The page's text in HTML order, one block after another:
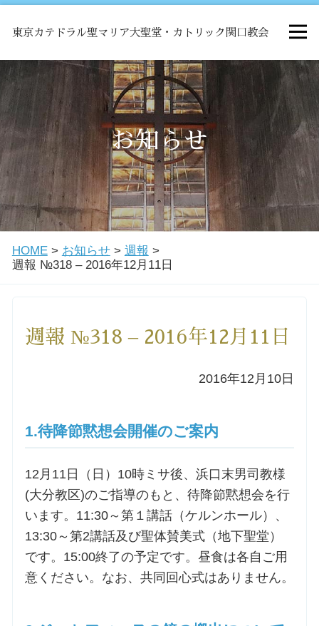
東京カテドラル聖マリア大聖堂・カトリック関口教会
HOME
ミサ
お知らせ
関口教会について
教会学校・中高生会
洗礼を希望される方
小池神父の講座
森田神父の講座
シスター中島の講座
三田助祭の講座
お知らせ
HOME> お知らせ> 週報 >
週報 №318 – 2016年12月11日
週報 №318 – 2016年12月11日
2016年12月10日
1.待降節黙想会開催のご案内
12月11日（日）10時ミサ後、浜口末男司教様
(大分教区)のご指導のもと、待降節黙想会を行
います。11:30～第１講話（ケルンホール）、
13:30～第2講話及び聖体賛美式（地下聖堂）
です。15:00終了の予定です。昼食は各自ご用
意ください。なお、共同回心式はありません。